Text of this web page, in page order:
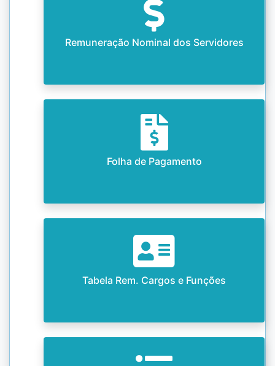
Remuneração Nominal dos Servidores
Folha de Pagamento
Tabela Rem. Cargos e Funções